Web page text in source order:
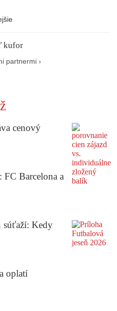
kufor
partnermi ›
cenový
Barcelona a
súťaží: Kedy
oplatí